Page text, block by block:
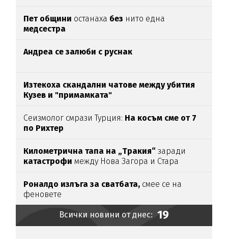
Пет общини останаха без нито една
медсестра
Андреа се залюби с руснак
Изтекоха скандални чатове между убития
Кузев и "примамката"
Сеизмолог смрази Турция: На косъм сме от 7
по Рихтер
Километрична тапа на „Тракия“ заради
катастрофи между Нова Загора и Стара
Роналдо излъга за сватбата, смее се на
феновете
Всички новини от днес: 19